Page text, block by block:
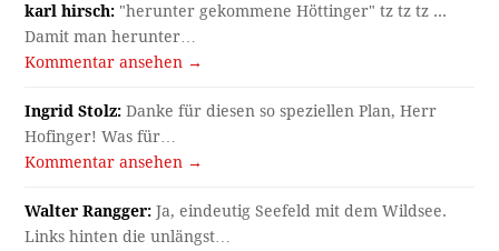
karl hirsch: "herunter gekommene Höttinger" tz tz tz ...
Damit man herunter…
Kommentar ansehen →
Ingrid Stolz: Danke für diesen so speziellen Plan, Herr
Hofinger! Was für…
Kommentar ansehen →
Walter Rangger: Ja, eindeutig Seefeld mit dem Wildsee.
Links hinten die unlängst…